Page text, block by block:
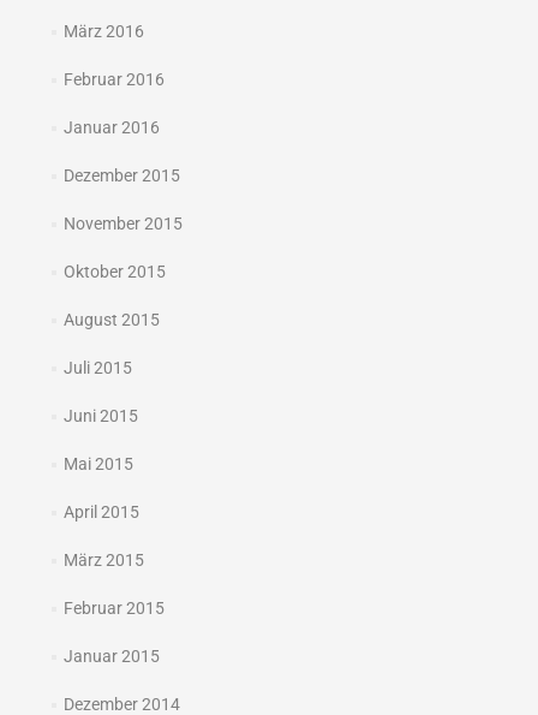
März 2016
Februar 2016
Januar 2016
Dezember 2015
November 2015
Oktober 2015
August 2015
Juli 2015
Juni 2015
Mai 2015
April 2015
März 2015
Februar 2015
Januar 2015
Dezember 2014